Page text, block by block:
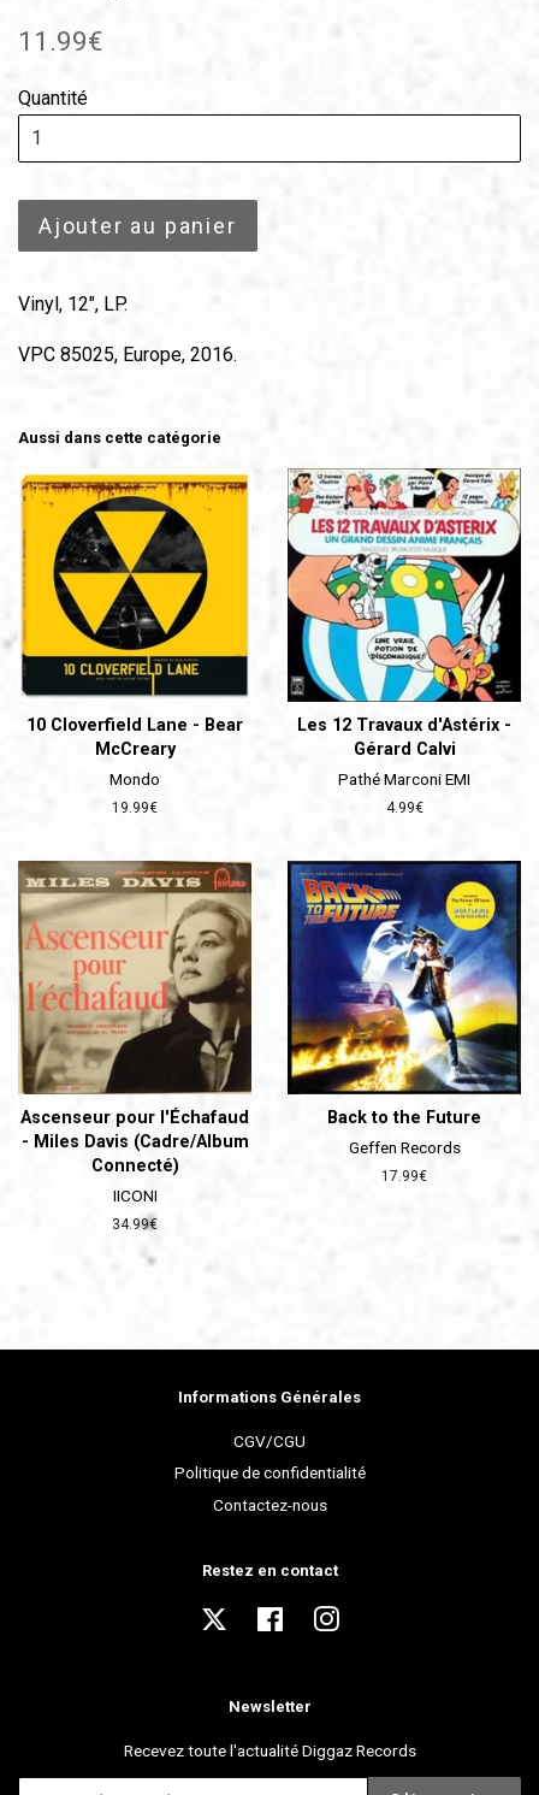
Prix
11.99€
Quantité
Ajouter au panier
Vinyl, 12", LP.
VPC 85025, Europe, 2016.
Aussi dans cette catégorie
10 Cloverfield Lane - Bear
McCreary
Mondo
Prix
19.99€
Les 12 Travaux d'Astérix -
Gérard Calvi
Pathé Marconi EMI
Prix
4.99€
Ascenseur pour l'Échafaud
- Miles Davis (Cadre/Album
Connecté)
IICONI
Prix
34.99€
Back to the Future
Geffen Records
Prix
17.99€
Informations Générales
CGV/CGU
Politique de confidentialité
Contactez-nous
Restez en contact
Twitter FacebookInstagram
Newsletter
Recevez toute l'actualité Diggaz Records